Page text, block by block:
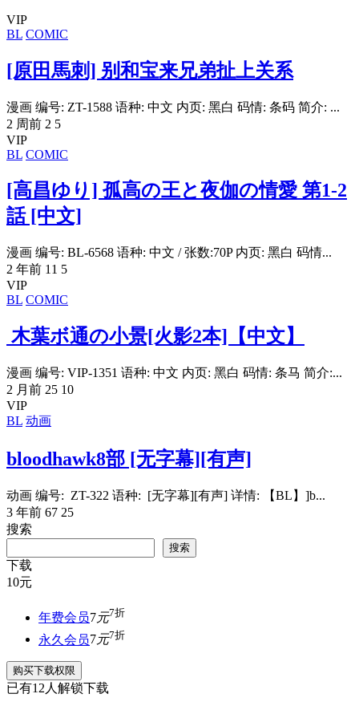
VIP
BL COMIC
[原田馬刺] 别和宝来兄弟扯上关系
漫画 编号: ZT-1588 语种: 中文 内页: 黑白 码情: 条码 简介: ...
2 周前 2 5
VIP
BL COMIC
[高昌ゆり] 孤高の王と夜伽の情愛 第1-2
話 [中文]
漫画 编号: BL-6568 语种: 中文 / 张数:70P 内页: 黑白 码情...
2 年前 11 5
VIP
BL COMIC
木葉ボ通の小景[火影2本]【中文】
漫画 编号: VIP-1351 语种: 中文 内页: 黑白 码情: 条马 简介:...
2 月前 25 10
VIP
BL 动画
bloodhawk8部 [无字幕][有声]
动画 编号: ZT-322 语种: [无字幕][有声] 详情: 【BL】]b...
3 年前 67 25
搜索
搜索
下载
10元
年费会员7元7折
永久会员7元7折
购买下载权限
已有12人解锁下载